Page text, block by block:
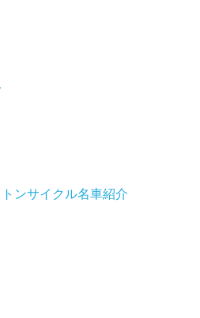
ンサイクル名車紹介